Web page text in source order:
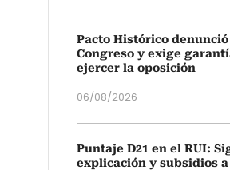
Pacto Histórico
Congreso y exige
ejercer la oposición
06/08/2026
Puntaje D21 en el RUI:
explicación y subsidios